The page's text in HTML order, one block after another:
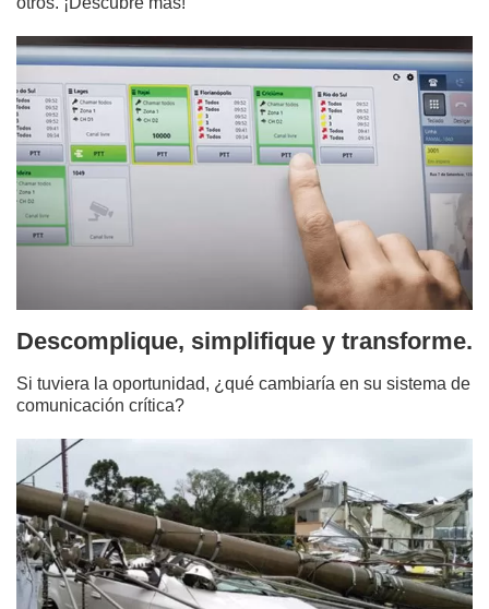
Descomplique, simplifique y transforme.
Si tuviera la oportunidad, ¿qué cambiaría en su sistema de
comunicación crítica?